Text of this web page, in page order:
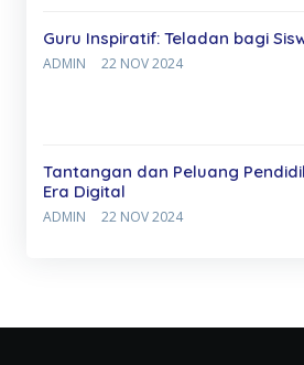
Guru Inspiratif: Teladan bagi
ADMIN 22 NOV 2024
Tantangan dan Peluang
Era Digital
ADMIN 22 NOV 2024